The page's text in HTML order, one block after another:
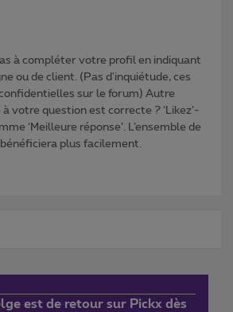
à compléter votre profil en indiquant
ou de client. (Pas d'inquiétude, ces
sur le forum) Autre
à votre question est correcte ? ‘Likez’-
‘Meilleure réponse’. L’ensemble de
plus facilement.
est de retour sur Pickx dès